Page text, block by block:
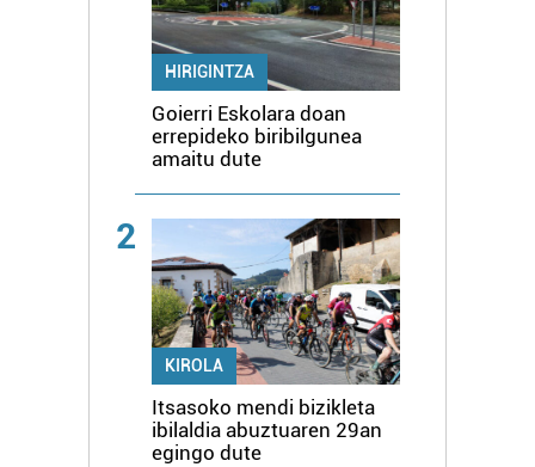
HIRIGINTZA
Goierri Eskolara doan
errepideko biribilgunea
amaitu dute
2
KIROLA
Itsasoko mendi bizikleta
ibilaldia abuztuaren 29an
egingo dute